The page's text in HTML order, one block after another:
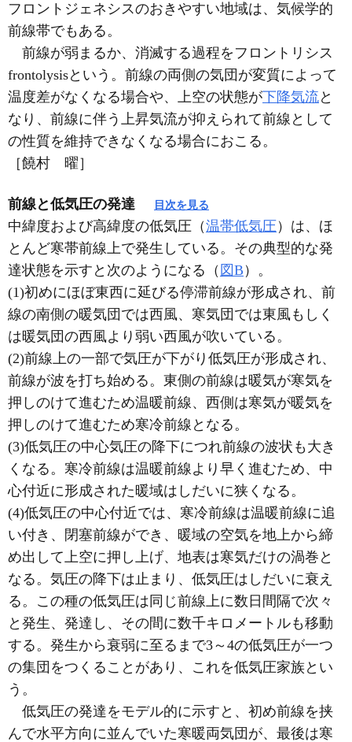
フロントジェネシスのおきやすい地域は、気候学的
前線帯でもある。
前線が弱まるか、消滅する過程をフロントリシス
frontolysisという。前線の両側の気団が変質によって
温度差がなくなる場合や、上空の状態が下降気流と
なり、前線に伴う上昇気流が抑えられて前線として
の性質を維持できなくなる場合におこる。
［饒村 曜］
前線と低気圧の発達 目次を見る
中緯度および高緯度の低気圧（温帯低気圧 ）は、ほ
とんど寒帯前線上で発生している。その典型的な発
達状態を示すと次のようになる（ 図B ）。
(1)初めにほぼ東西に延びる停滞前線が形成され、前
線の南側の暖気団では西風、寒気団では東風もしく
は暖気団の西風より弱い西風が吹いている。
(2)前線上の一部で気圧が下がり低気圧が形成され、
前線が波を打ち始める。東側の前線は暖気が寒気を
押しのけて進むため温暖前線、西側は寒気が暖気を
押しのけて進むため寒冷前線となる。
(3)低気圧の中心気圧の降下につれ前線の波状も大き
くなる。寒冷前線は温暖前線より早く進むため、中
心付近に形成された暖域はしだいに狭くなる。
(4)低気圧の中心付近では、寒冷前線は温暖前線に追
い付き、閉塞前線ができ、暖域の空気を地上から締
め出して上空に押し上げ、地表は寒気だけの渦巻と
なる。気圧の降下は止まり、低気圧はしだいに衰え
る。この種の低気圧は同じ前線上に数日間隔で次々
と発生、発達し、その間に数千キロメートルも移動
する。発生から衰弱に至るまで3～4の低気圧が一つ
の集団をつくることがあり、これを低気圧家族とい
う。
低気圧の発達をモデル的に示すと、初め前線を挟
んで水平方向に並んでいた寒暖両気団が、最後は寒